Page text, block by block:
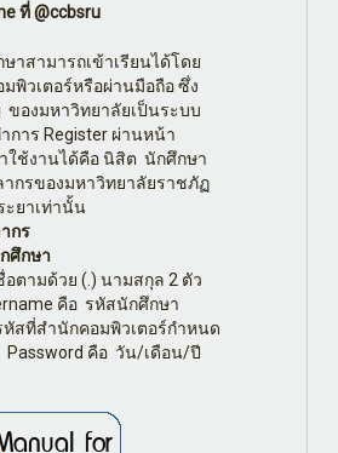
ที่ @ccbsru
ามารถเข้าเรียนได้โดย
มพิวเตอร์หรือผ่านมือถือ ซึ่ง
ของมหาวิทยาลัยเป็นระบบ
การ Register ผ่านหน้า
ใช้งานได้คือ นิสิต นักศึกษา
ากรของมหาวิทยาลัยราชภัฏ
ะยาเท่านั้น
และบุคลากร
กษา
อตามด้วย (.) นามสกุล 2 ตัว
คือ รหัสนักศึกษา
หัสที่สำนักคอมพิวเตอร์กำหนด
คือ วัน/เดือน/ปี